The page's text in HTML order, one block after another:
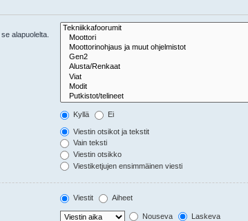
alapuolelta.
Kyllä Ei
Viestin otsikot ja tekstit
Vain teksti
Viestin otsikko
Viestiketjujen ensimmäinen viesti
Viestit Aiheet
Nouseva Laskeva